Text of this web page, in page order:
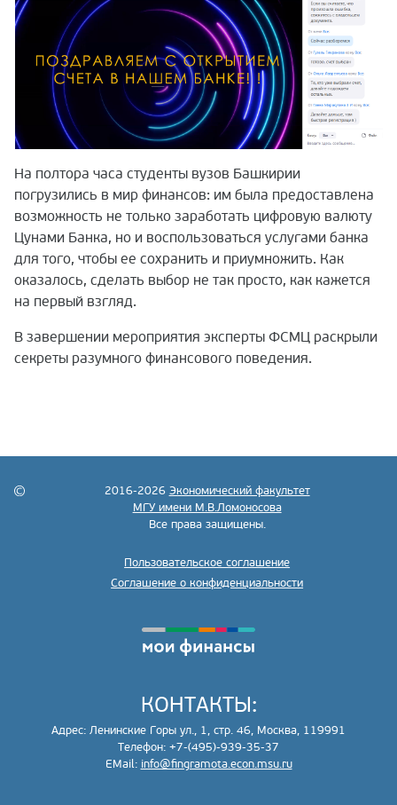
На полтора часа студенты вузов Башкирии
погрузились в мир финансов: им была предоставлена
возможность не только заработать цифровую валюту
Цунами Банка, но и воспользоваться услугами банка
для того, чтобы ее сохранить и приумножить. Как
оказалось, сделать выбор не так просто, как кажется
на первый взгляд.
В завершении мероприятия эксперты ФСМЦ раскрыли
секреты разумного финансового поведения.
2016-2026 Экономический факультет
МГУ имени М.В.Ломоносова
Все права защищены.
Пользовательское соглашение
Соглашение о конфиденциальности
КОНТАКТЫ:
Адрес: Ленинские Горы ул., 1, стр. 46, Москва, 119991
Телефон: +7-(495)-939-35-37
EMail: info@fingramota.econ.msu.ru